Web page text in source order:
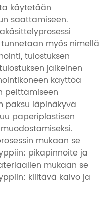
käytetään
saattamiseen.
myös nimellä
tulostuksen
jälkeinen
käyttöä
peittämiseen
paksu läpinäkyvä
paperiplastisen
mukaan se
pikapinnoite ja
mukaan se
kiiltävä kalvo ja